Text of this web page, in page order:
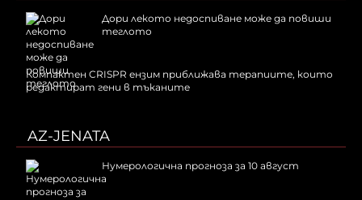
Дори лекото недоспиване може да повиши
теглото
Компактен CRISPR ензим приближава терапиите, които
редактират гени в тъканите
AZ-JENATA
Нумерологична прогноза за 10 август